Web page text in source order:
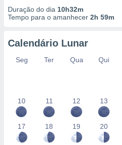
ou
de dados
e melhorar
dados
através
Duração do dia 10h32m
Tempo para o amanhecer 2h 59m
Calendário Lunar
Seg Ter Qua Qui
10 11 12 13
17 18 19 20